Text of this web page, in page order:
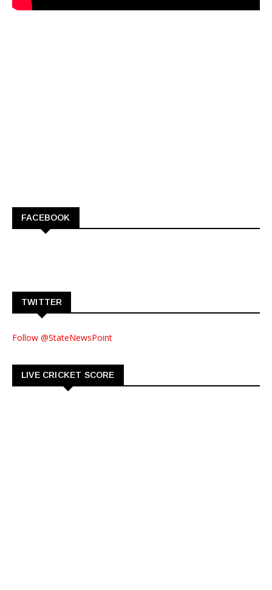
FACEBOOK
TWITTER
Follow @StateNewsPoint
LIVE CRICKET SCORE